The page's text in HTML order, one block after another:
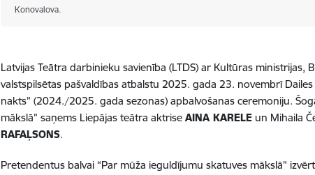
Konovalova.
Latvijas Teātra darbinieku savienība (LTDS) ar Kultūras
valstspilsētas pašvaldības atbalstu 2025. gada 23. novembrī
nakts” (2024./2025. gada sezonas) apbalvošanas ceremoniju.
mākslā” saņems Liepājas teātra aktriseAINA KARELE un Mihaila
RAFAĻSONS.
Pretendentus balvai “Par mūža ieguldījumu skatuves mākslā”